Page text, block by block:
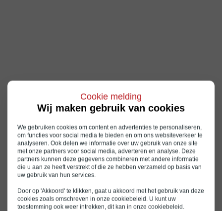
Cookie melding
Wij maken gebruik van cookies
We gebruiken cookies om content en advertenties te personaliseren,
om functies voor social media te bieden en om ons websiteverkeer te
analyseren. Ook delen we informatie over uw gebruik van onze site
met onze partners voor social media, adverteren en analyse. Deze
partners kunnen deze gegevens combineren met andere informatie
die u aan ze heeft verstrekt of die ze hebben verzameld op basis van
uw gebruik van hun services.
Door op 'Akkoord' te klikken, gaat u akkoord met het gebruik van deze
cookies zoals omschreven in onze cookiebeleid. U kunt uw
toestemming ook weer intrekken, dit kan in onze cookiebeleid.